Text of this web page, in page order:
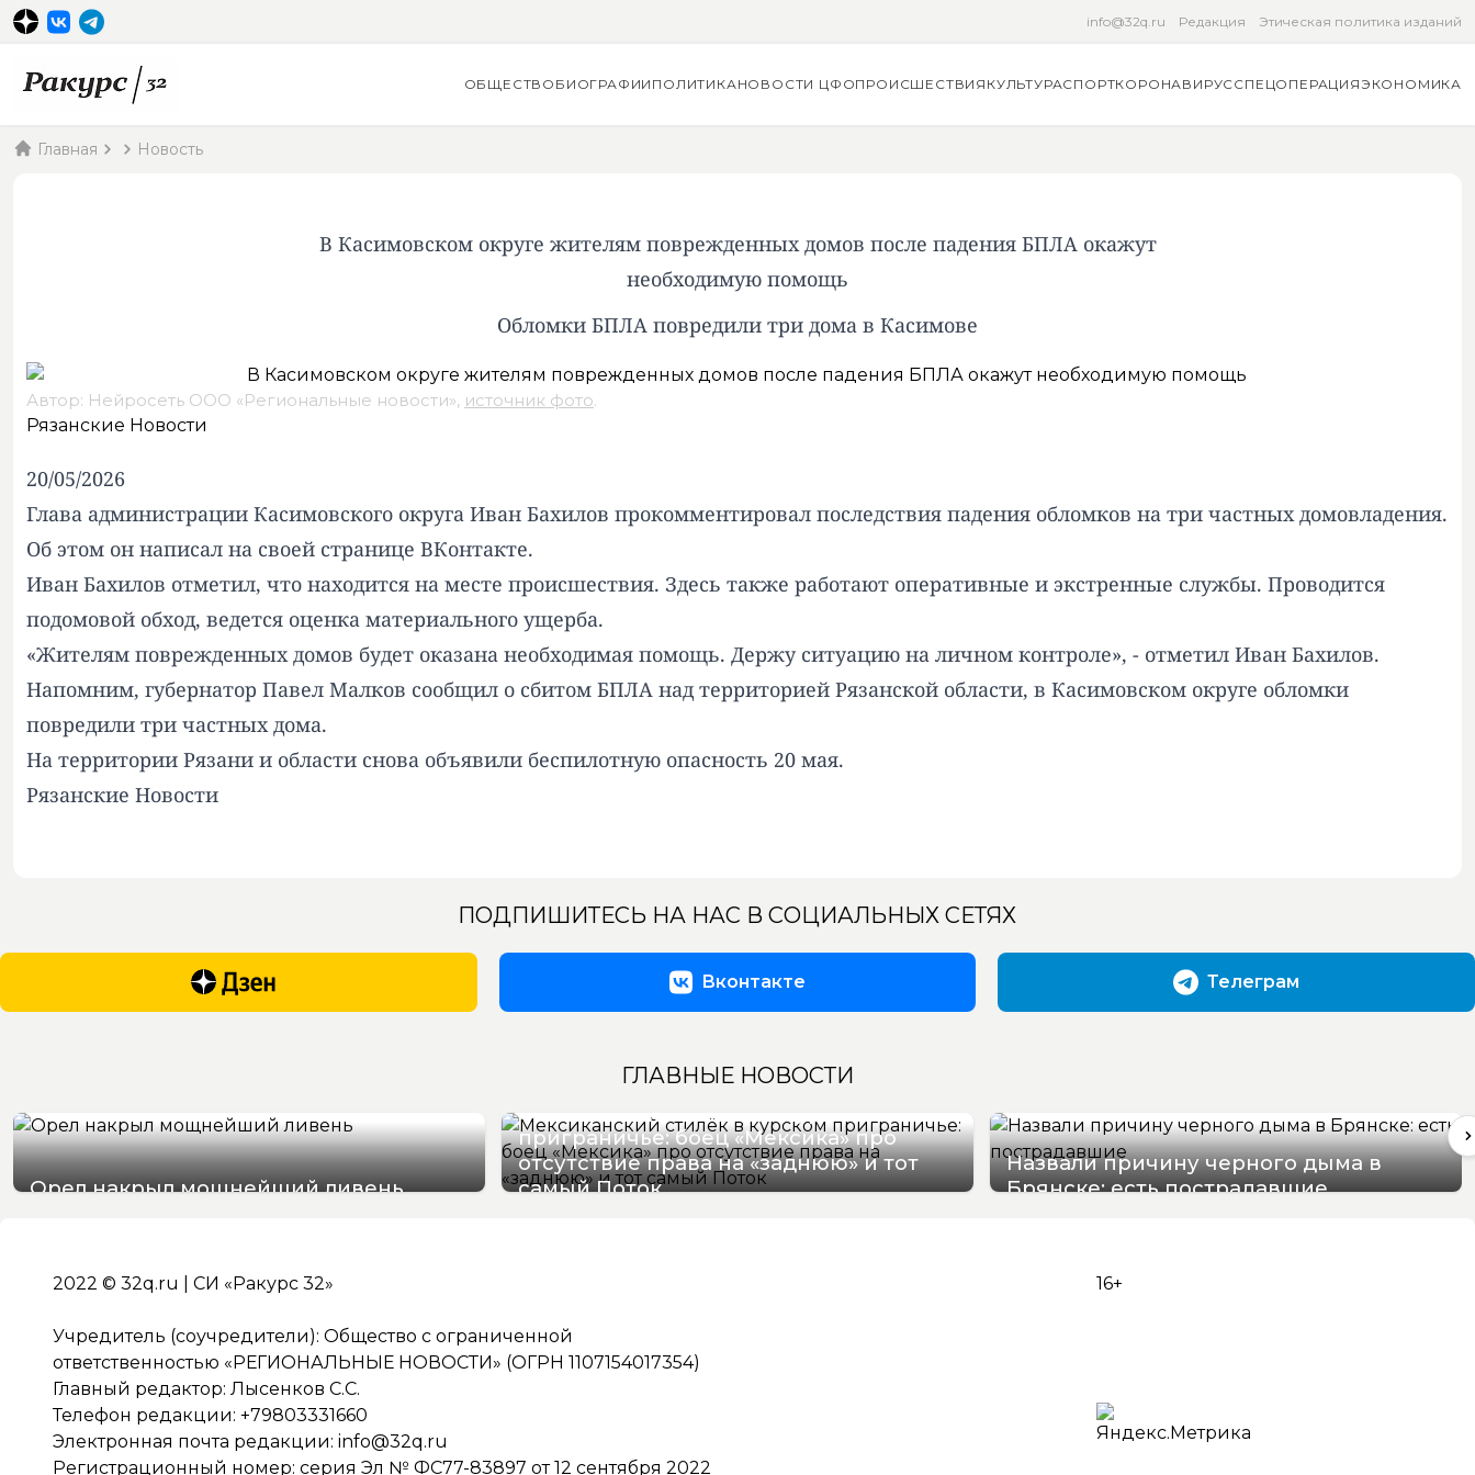
info@32q.ru Редакция Этическая политика изданий
ОБЩЕСТВО БИОГРАФИИ ПОЛИТИКАНОВОСТИ ЦФОПРОИСШЕСТВИЯ КУЛЬТУРАСПОРТКОРОНАВИРУССПЕЦОПЕРАЦИЯЭКОНОМИКА
Главная Новость
В Касимовском округе жителям поврежденных домов после падения БПЛА окажут
необходимую помощь
Обломки БПЛА повредили три дома в Касимове
Автор: Нейросеть ООО «Региональные новости», источник фото.
Рязанские Новости
20/05/2026
Глава администрации Касимовского округа Иван Бахилов прокомментировал последствия падения обломков на три частных домовладения.
Об этом он написал на своей странице ВКонтакте.
Иван Бахилов отметил, что находится на месте происшествия. Здесь также работают оперативные и экстренные службы. Проводится
подомовой обход, ведется оценка материального ущерба.
«Жителям поврежденных домов будет оказана необходимая помощь. Держу ситуацию на личном контроле», - отметил Иван Бахилов.
Напомним, губернатор Павел Малков сообщил о сбитом БПЛА над территорией Рязанской области, в Касимовском округе обломки
повредили три частных дома.
На территории Рязани и области снова объявили беспилотную опасность 20 мая.
Рязанские Новости
ПОДПИШИТЕСЬ НА НАС В СОЦИАЛЬНЫХ СЕТЯХ
Вконтакте Телеграм
ГЛАВНЫЕ НОВОСТИ
Орел накрыл мощнейший ливень
Мексиканский стилёк в курском
приграничье: боец «Мексика» про
отсутствие права на «заднюю» и тот
самый Поток
Назвали причину черного дыма в
Брянске: есть пострадавшие
2022 © 32q.ru | СИ «Ракурс 32»
Учредитель (соучредители): Общество с ограниченной
ответственностью «РЕГИОНАЛЬНЫЕ НОВОСТИ» (ОГРН 1107154017354)
Главный редактор: Лысенков С.С.
Телефон редакции: +79803331660
Электронная почта редакции: info@32q.ru
Регистрационный номер: серия Эл № ФС77-83897 от 12 сентября 2022
16+